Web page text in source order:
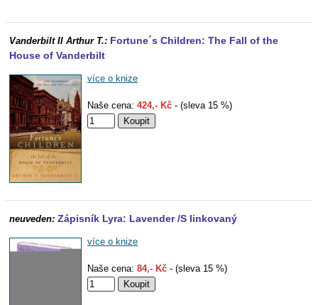
Vanderbilt II Arthur T.: Fortune´s Children: The Fall of the
House of Vanderbilt
více o knize
Naše cena: 424,- Kč - (sleva 15 %)
neuveden: Zápisník Lyra: Lavender /S linkovaný
více o knize
Naše cena: 84,- Kč - (sleva 15 %)